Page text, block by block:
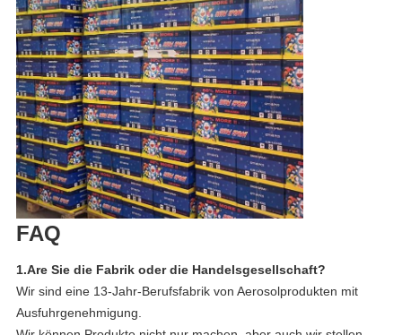
FAQ
1.Are Sie die Fabrik oder die Handelsgesellschaft?
Wir sind eine 13-Jahr-Berufsfabrik von Aerosolprodukten mit
Ausfuhrgenehmigung.